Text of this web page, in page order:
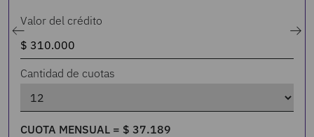
Valor del crédito
Cantidad de cuotas
CUOTA MENSUAL = $ 37.189